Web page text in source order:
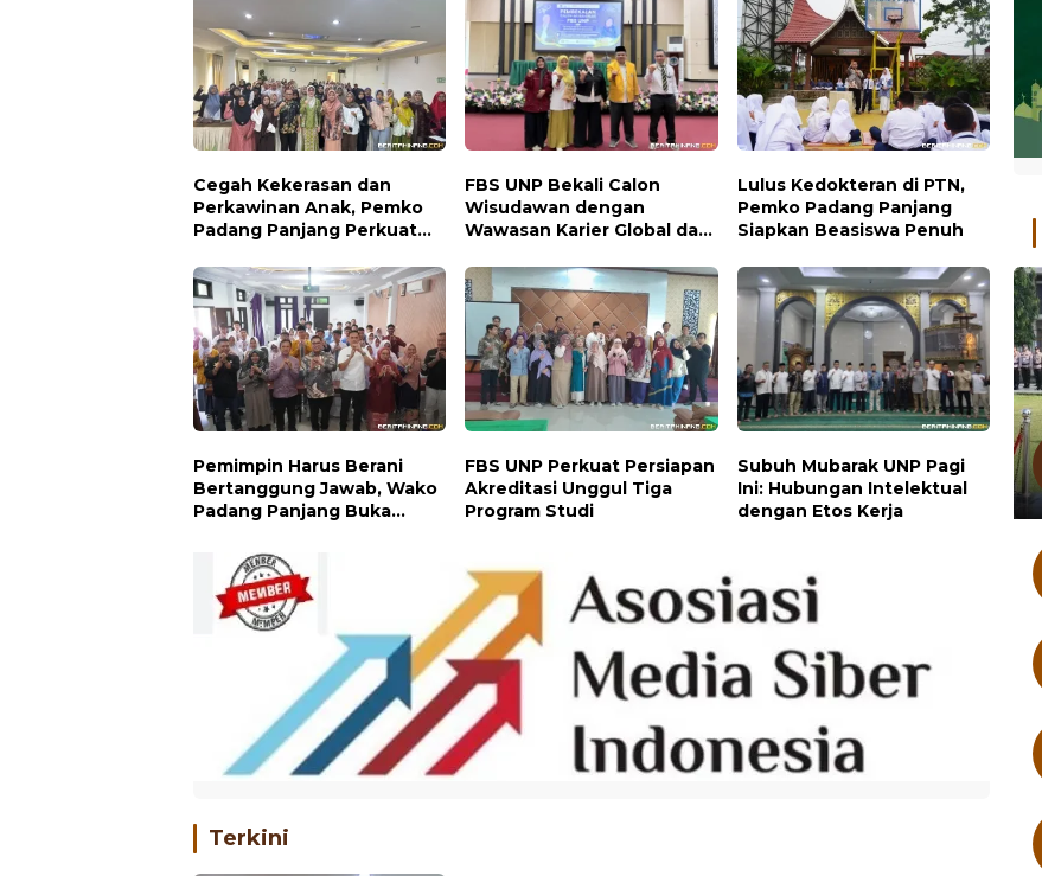
Cegah Kekerasan dan
Perkawinan Anak, Pemko
Padang Panjang Perkuat
FBS UNP Bekali Calon
Wisudawan dengan
Wawasan Karier Global dan
Lulus Kedokteran di PTN,
Pemko Padang Panjang
Siapkan Beasiswa Penuh
Pemimpin Harus Berani
Bertanggung Jawab, Wako
Padang Panjang Buka
Pelajar
FBS UNP Perkuat Persiapan
Akreditasi Unggul Tiga
Program Studi
Subuh Mubarak UNP Pagi
Ini: Hubungan Intelektual
dengan Etos Kerja
Terkini